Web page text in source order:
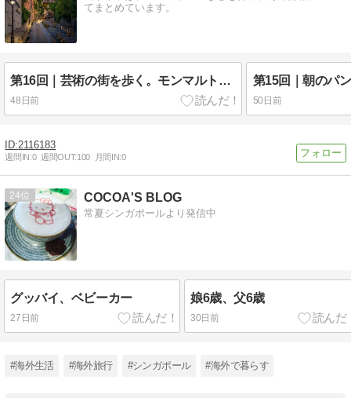
てまとめています。
第16回｜芸術の街を歩く。モンマルトル散歩編 🎨☕✨
48日前 50日前
2116183
週間IN:0 週間OUT:100 月間IN:0
24 COCOA'S BLOG
常夏シンガポールより発信中
グッバイ、ベビーカー
27日前
娘6歳、父6歳
30日前
#海外生活 #海外旅行 #シンガポール #海外で暮らす